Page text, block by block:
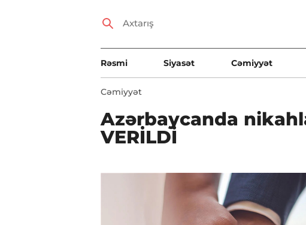
Rəsmi Siyasət Cəmiyyət
Cəmiyyət
Azərbaycanda
VERİLDİ